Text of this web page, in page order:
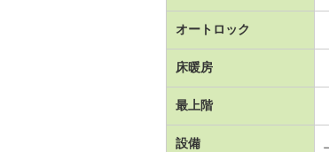
オートロック
床暖房
最上階
設備